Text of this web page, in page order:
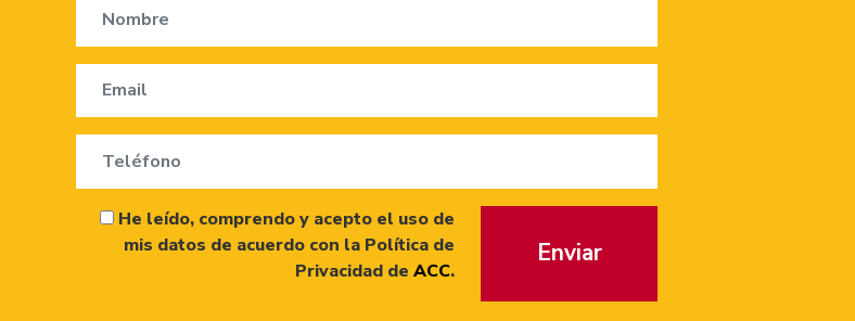
He leído, comprendo y acepto el uso de
mis datos de acuerdo con la Política de
Privacidad deACC.
Enviar